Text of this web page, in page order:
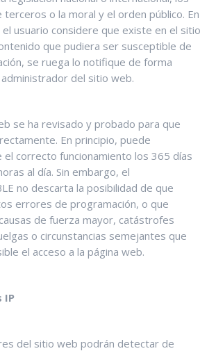
terceros o la moral y el orden público. En
el usuario considere que existe en el sitio
que pudiera ser susceptible de
se ruega lo notifique de forma
del sitio web.
se ha revisado y probado para que
En principio, puede
el correcto funcionamiento los 365 días
al día. Sin embargo, el
no descarta la posibilidad de que
errores de programación, o que
de fuerza mayor, catástrofes
o circunstancias semejantes que
el acceso a la página web.
IP
del sitio web podrán detectar de